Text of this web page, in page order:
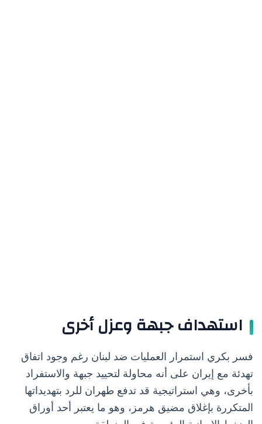
استهداف جبهة وعزل أخرى
فسر بكري استمرار العمليات ضد لبنان رغم وجود اتفاق
تهدئة مع إيران على أنه محاولة لتحييد جبهة والاستفراد
بأخرى، وهي استراتيجية قد تدفع طهران للرد بتهديداتها
المتكررة بإغلاق مضيق هرمز، وهو ما يعتبر أحد أوراق